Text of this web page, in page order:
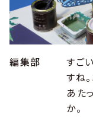
編集部
すご
すね
あた
か。